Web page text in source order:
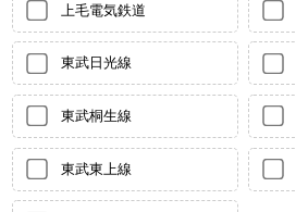
上毛電気鉄道
東武日光線
東武桐生線
東武東上線